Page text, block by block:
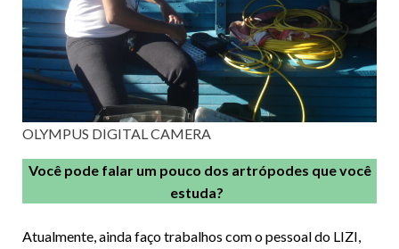
OLYMPUS DIGITAL CAMERA
Você pode falar um pouco dos artrópodes que você
estuda?
Atualmente, ainda faço trabalhos com o pessoal do LIZI,